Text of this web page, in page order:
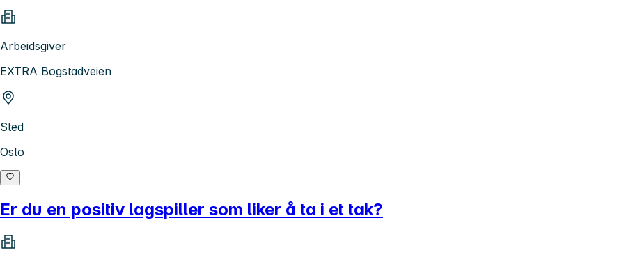
Arbeidsgiver
EXTRA Bogstadveien
Sted
Oslo
Er du en positiv lagspiller som liker å ta i et tak?